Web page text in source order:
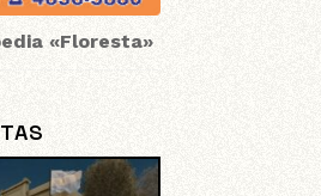
«Floresta»